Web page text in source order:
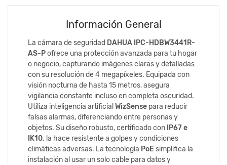
Información General
La cámara de seguridad DAHUA IPC-HDBW3441R-
AS-Pofrece una protección avanzada para tu hogar
o negocio, capturando imágenes claras y detalladas
con su resolución de 4 megapíxeles. Equipada con
visión nocturna de hasta 15 metros, asegura
vigilancia constante incluso en completa oscuridad.
Utiliza inteligencia artificial WizSense para reducir
falsas alarmas, diferenciando entre personas y
objetos. Su diseño robusto, certificado con IP67 e
IK10, la hace resistente a golpes y condiciones
climáticas adversas. La tecnología PoE simplifica la
instalación al usar un solo cable para datos y